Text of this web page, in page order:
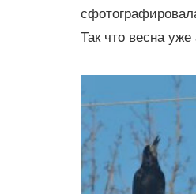
Так что весна уже